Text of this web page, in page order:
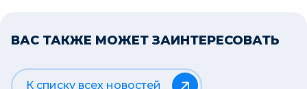
ВАС ТАКЖЕ МОЖЕТ ЗАИНТЕРЕСОВАТЬ
К списку всех новостей